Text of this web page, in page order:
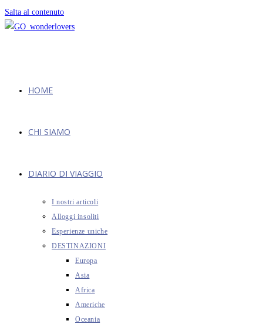
Salta al contenuto
HOME
CHI SIAMO
DIARIO DI VIAGGIO
I nostri articoli
Alloggi insoliti
Esperienze uniche
DESTINAZIONI
Europa
Asia
Africa
Americhe
Oceania